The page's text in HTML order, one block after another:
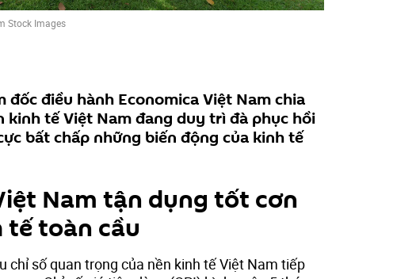
Stock Images
đốc điều hành Economica Việt Nam chia
kinh tế Việt Nam đang duy trì đà phục hồi
bất chấp những biến động của kinh tế
Nam tận dụng tốt cơn
tế toàn cầu
chỉ số quan trọng của nền kinh tế Việt Nam tiếp